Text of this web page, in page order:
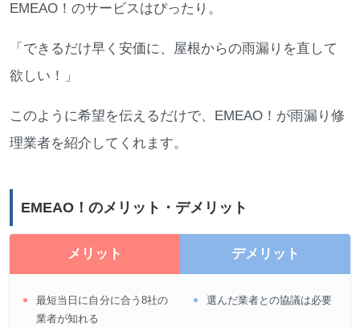
EMEAO！のサービスはぴったり。
「できるだけ早く安価に、屋根からの雨漏りを直して
欲しい！」
このように希望を伝えるだけで、EMEAO！が雨漏り修
理業者を紹介してくれます。
EMEAO！のメリット・デメリット
メリット
最短当日に自分に合う8社の
業者が知れる
デメリット
選んだ業者との協議は必要